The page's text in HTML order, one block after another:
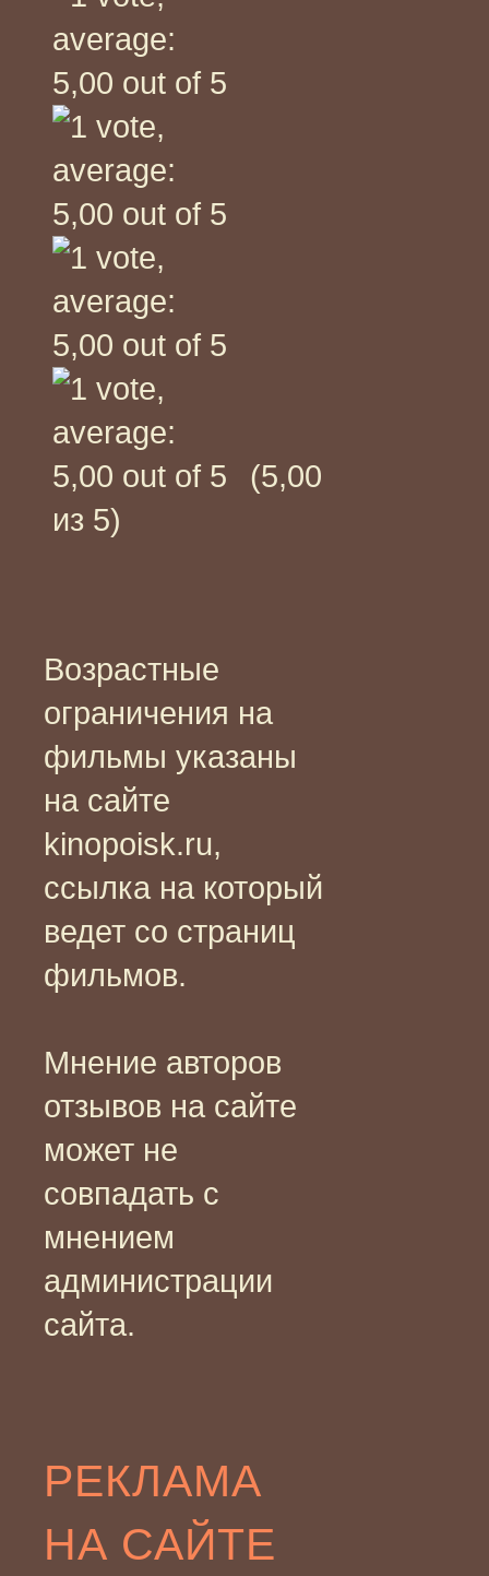
(5,00
из 5)
Возрастные
ограничения на
фильмы указаны
на сайте
kinopoisk.ru,
ссылка на который
ведет со страниц
фильмов.
Мнение авторов
отзывов на сайте
может не
совпадать с
мнением
администрации
сайта.
РЕКЛАМА
НА САЙТЕ